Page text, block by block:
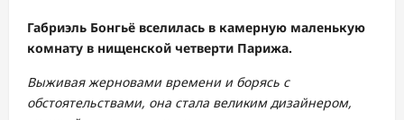
Габриэль Бонгьё вселилась в камерную маленькую
комнату в нищенской четверти Парижа.
Выживая жерновами времени и борясь с
обстоятельствами, она стала великим дизайнером,